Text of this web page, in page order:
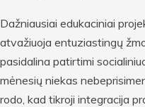
Dažniausiai edukaciniai
atvažiuoja entuziastingų
pasidalina patirtimi
mėnesių niekas
rodo, kad tikroji integracija